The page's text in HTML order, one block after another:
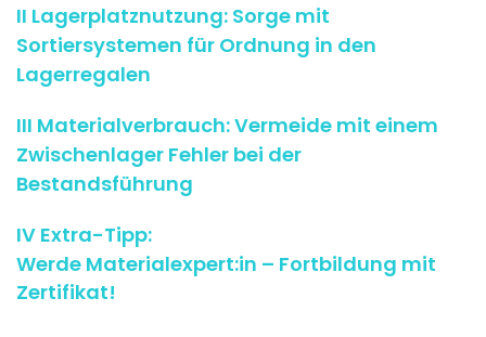
II Lagerplatznutzung: Sorge mit
Sortiersystemen für Ordnung in den
Lagerregalen
III Materialverbrauch: Vermeide mit einem
Zwischenlager Fehler bei der
Bestandsführung
IV Extra-Tipp:
Werde Materialexpert:in – Fortbildung mit
Zertifikat!